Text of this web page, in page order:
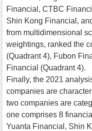
Financial, CTBC
Shin Kong Financial,
from multidimensional
weightings, ranked the
(Quadrant 4), Fubon
Financial (Quadrant 4).
Finally, the 2021
companies are
two companies are
one comprises 8
Yuanta Financial, Shin